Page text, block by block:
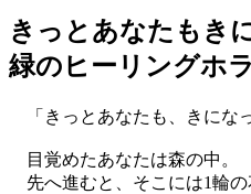
きっとあなたもき
緑のヒーリングホ
「きっとあなたも、きにな
目覚めたあなたは森の中。
先へ進むと、そこには1輪の